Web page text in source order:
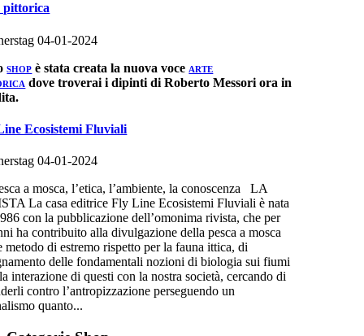
pittorica
04-01-2024
SHOP è stata creata la nuova voce ARTE
dove troverai i dipinti di Roberto Messori ora in
Ecosistemi Fluviali
04-01-2024
a mosca, l’etica, l’ambiente, la conoscenza LA
La casa editrice Fly Line Ecosistemi Fluviali è nata
con la pubblicazione dell’omonima rivista, che per
ha contribuito alla divulgazione della pesca a mosca
metodo di estremo rispetto per la fauna ittica, di
delle fondamentali nozioni di biologia sui fiumi
interazione di questi con la nostra società, cercando di
contro l’antropizzazione perseguendo un
quanto...